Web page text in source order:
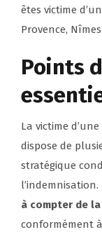
êtes victime
Provence,
Points
La victime
dispose de
stratégique
à compter de
conformément à